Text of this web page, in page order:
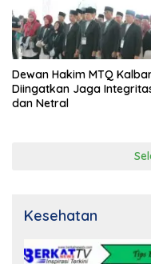
Dewan Hakim MTQ
Diingatkan Jaga
dan Netral
Kesehatan